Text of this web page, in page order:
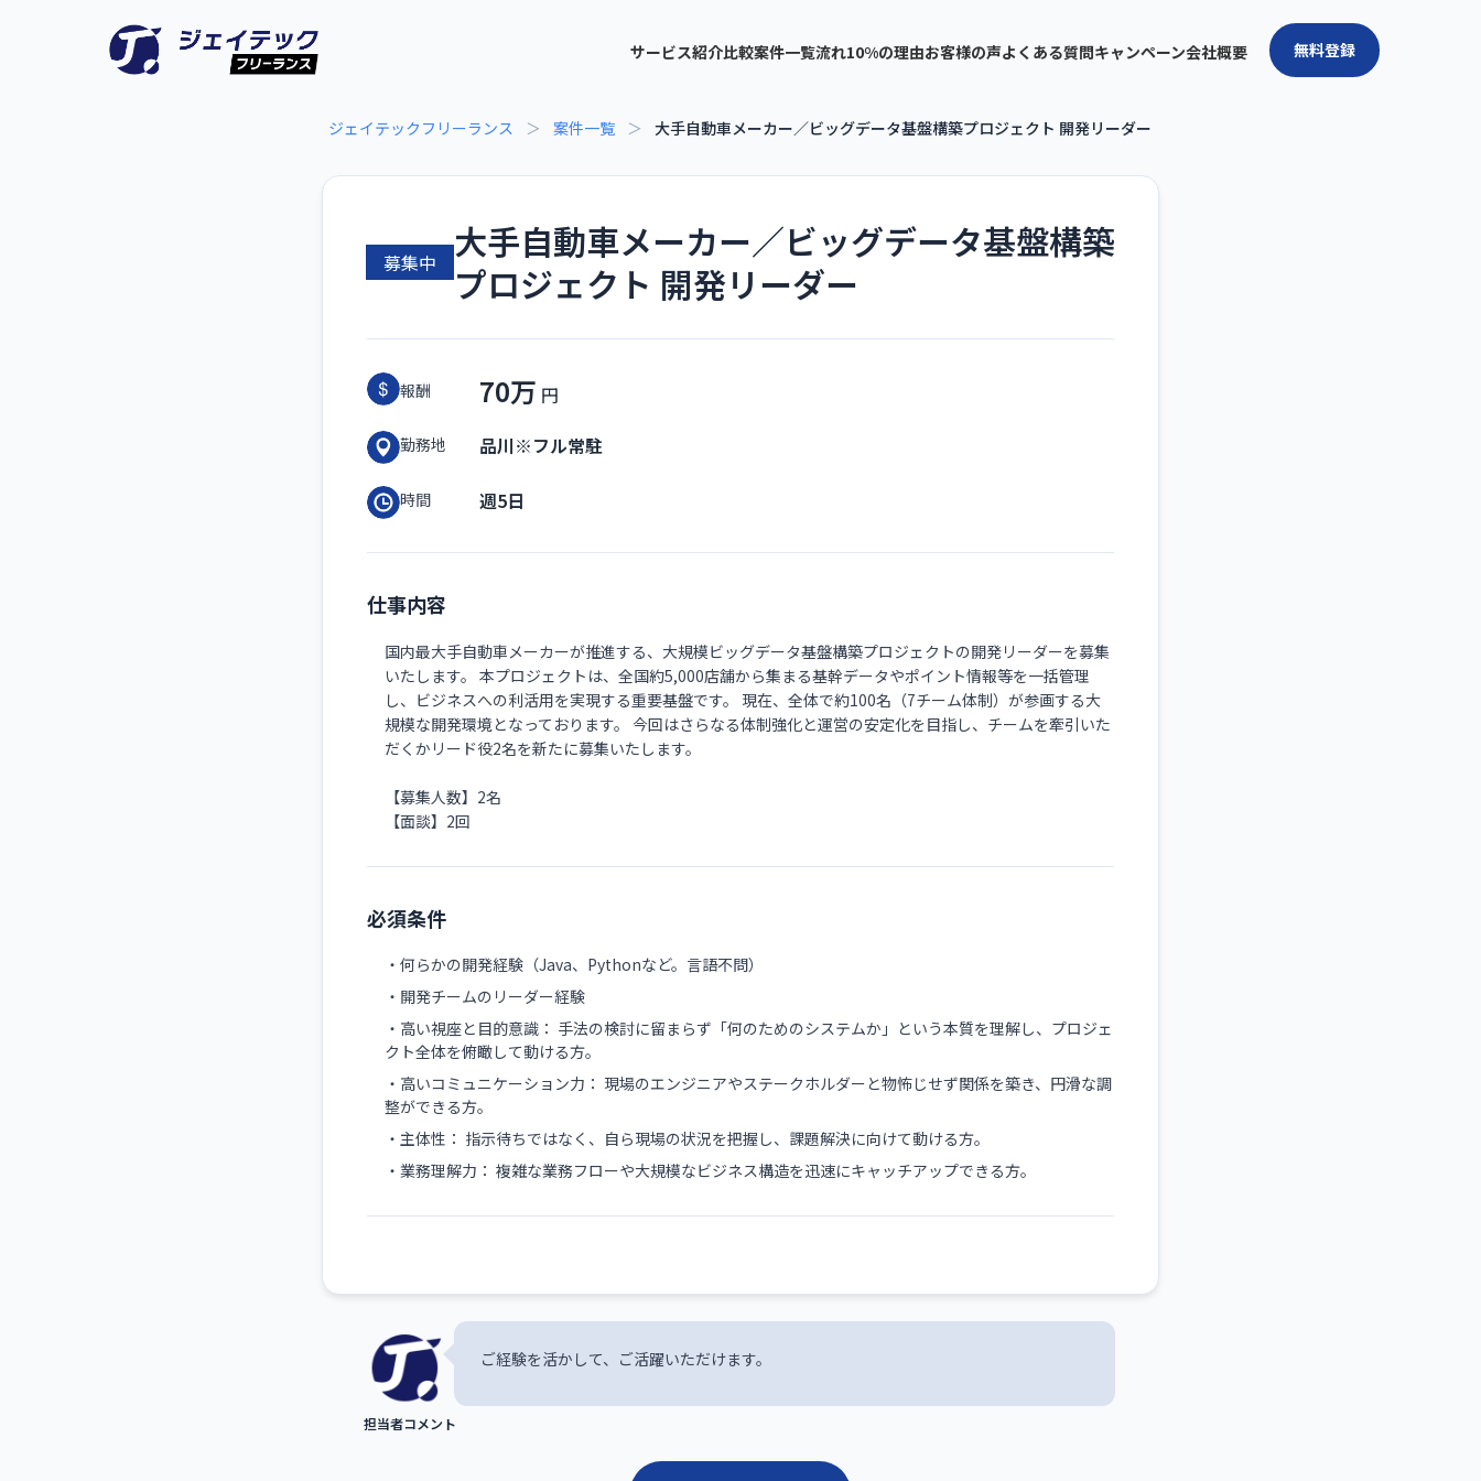
サービス紹介比較案件一覧流れ10%の理由お客様の声よくある質問キャンペーン会社概要 無料登録
ジェイテックフリーランス ＞ 案件一覧 ＞ 大手自動車メーカー／ビッグデータ基盤構築プロジェクト 開発リーダー
募集中
大手自動車メーカー／ビッグデータ基盤構築
プロジェクト 開発リーダー
報酬 70万
勤務地 品川※フル常駐
時間 週5日
仕事内容
国内最大手自動車メーカーが推進する、大規模ビッグデータ基盤構築プロジェクトの開発リーダーを募集
いたします。 本プロジェクトは、全国約5,000店舗から集まる基幹データやポイント情報等を一括管理
し、ビジネスへの利活用を実現する重要基盤です。 現在、全体で約100名（7チーム体制）が参画する大
規模な開発環境となっております。 今回はさらなる体制強化と運営の安定化を目指し、チームを牽引いた
だくかリード役2名を新たに募集いたします。
【募集人数】2名
【面談】2回
必須条件
・何らかの開発経験（Java、Pythonなど。言語不問）
・開発チームのリーダー経験
・高い視座と目的意識： 手法の検討に留まらず「何のためのシステムか」という本質を理解し、プロジェ
クト全体を俯瞰して動ける方。
・高いコミュニケーション力： 現場のエンジニアやステークホルダーと物怖じせず関係を築き、円滑な調
整ができる方。
・主体性： 指示待ちではなく、自ら現場の状況を把握し、課題解決に向けて動ける方。
・業務理解力： 複雑な業務フローや大規模なビジネス構造を迅速にキャッチアップできる方。
ご経験を活かして、ご活躍いただけます。